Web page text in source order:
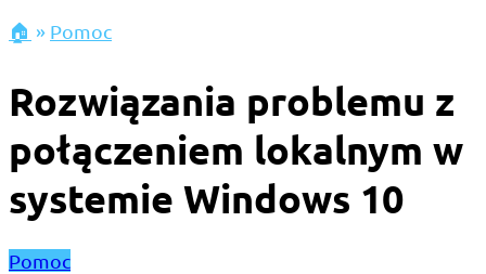
🏠 » Pomoc
Rozwiązania problemu z
połączeniem lokalnym w
systemie Windows 10
Pomoc